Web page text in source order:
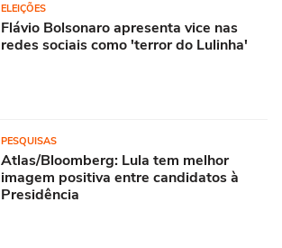
ELEIÇÕES
Flávio Bolsonaro apresenta vice nas
redes sociais como 'terror do Lulinha'
PESQUISAS
Atlas/Bloomberg: Lula tem melhor
imagem positiva entre candidatos à
Presidência